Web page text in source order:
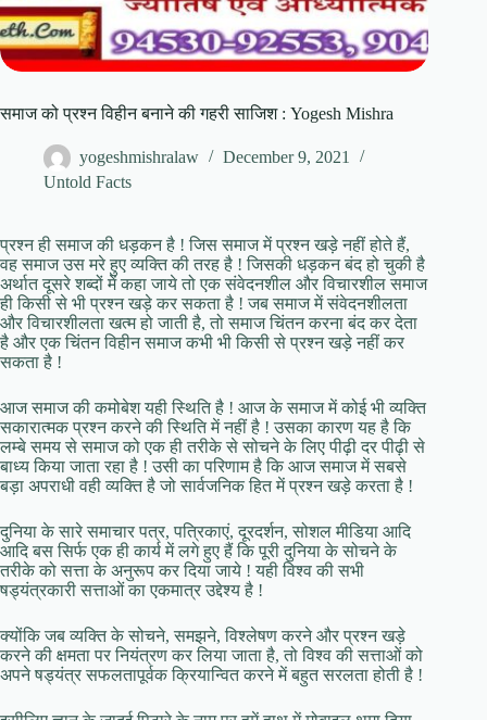
समाज को प्रश्न विहीन बनाने की गहरी साजिश : Yogesh Mishra
yogeshmishralaw
December 9, 2021
Untold Facts
प्रश्न ही समाज की धड़कन है ! जिस समाज में प्रश्न खड़े नहीं होते हैं,
वह समाज उस मरे हुए व्यक्ति की तरह है ! जिसकी धड़कन बंद हो चुकी है
अर्थात दूसरे शब्दों में कहा जाये तो एक संवेदनशील और विचारशील समाज
ही किसी से भी प्रश्न खड़े कर सकता है ! जब समाज में संवेदनशीलता
और विचारशीलता खत्म हो जाती है, तो समाज चिंतन करना बंद कर देता
है और एक चिंतन विहीन समाज कभी भी किसी से प्रश्न खड़े नहीं कर
सकता है !
आज समाज की कमोबेश यही स्थिति है ! आज के समाज में कोई भी व्यक्ति
सकारात्मक प्रश्न करने की स्थिति में नहीं है ! उसका कारण यह है कि
लम्बे समय से समाज को एक ही तरीके से सोचने के लिए पीढ़ी दर पीढ़ी से
बाध्य किया जाता रहा है ! उसी का परिणाम है कि आज समाज में सबसे
बड़ा अपराधी वही व्यक्ति है जो सार्वजनिक हित में प्रश्न खड़े करता है !
दुनिया के सारे समाचार पत्र, पत्रिकाएं, दूरदर्शन, सोशल मीडिया आदि
आदि बस सिर्फ एक ही कार्य में लगे हुए हैं कि पूरी दुनिया के सोचने के
तरीके को सत्ता के अनुरूप कर दिया जाये ! यही विश्व की सभी
षड्यंत्रकारी सत्ताओं का एकमात्र उद्देश्य है !
क्योंकि जब व्यक्ति के सोचने, समझने, विश्लेषण करने और प्रश्न खड़े
करने की क्षमता पर नियंत्रण कर लिया जाता है, तो विश्व की सत्ताओं को
अपने षड्यंत्र सफलतापूर्वक क्रियान्वित करने में बहुत सरलता होती है !